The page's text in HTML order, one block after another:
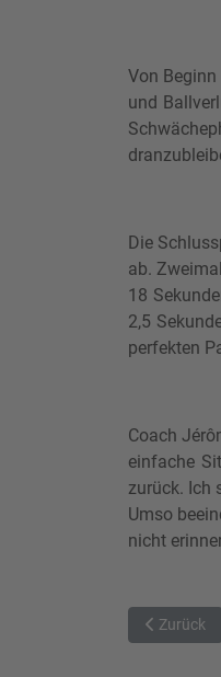
Von
und
Die
ab.
18
2,5
perfekten
Coach
einfache
zurück. Ich
Umso
nicht
Vorheriger
Zurück